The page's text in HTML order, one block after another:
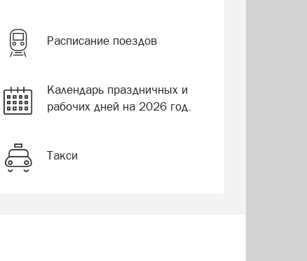
Расписание поездов
Календарь праздничных и
рабочих дней на 2026 год.
Такси